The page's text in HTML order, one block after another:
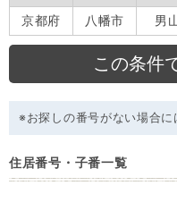
京都府
八幡市 男
※お探しの番号がない場合に
住居番号・子番一覧